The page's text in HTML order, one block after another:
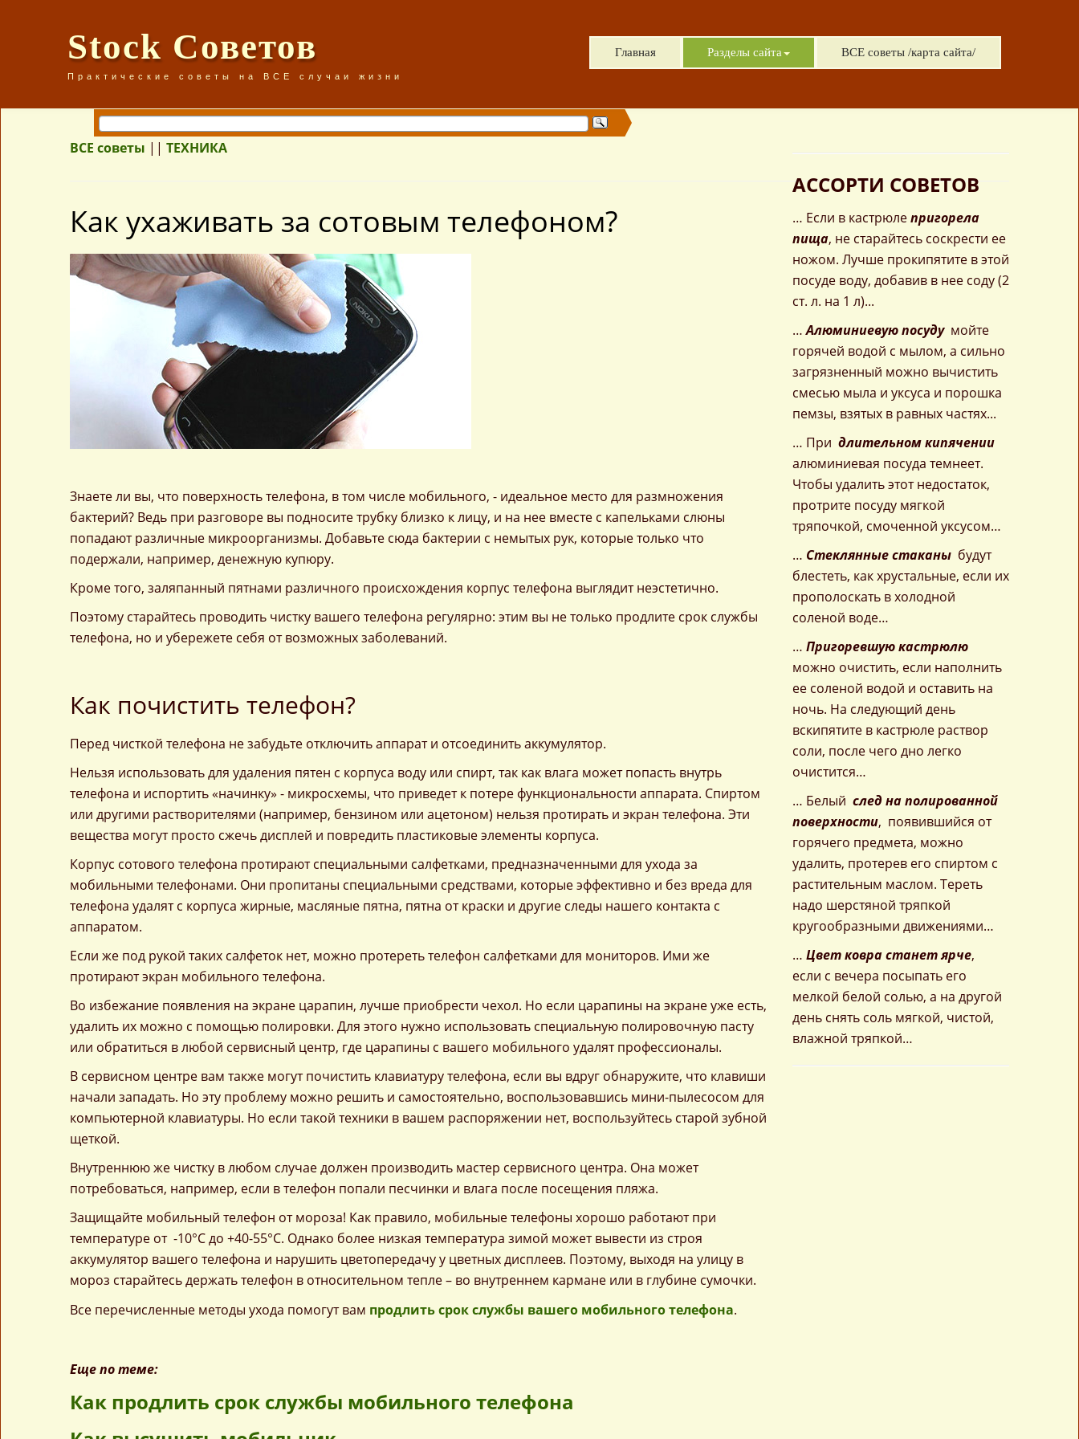
Stock Советов
Практические советы на ВСЕ случаи жизни
Главная Разделы сайта ВСЕ советы /карта сайта/
ВСЕ советы || ТЕХНИКА
Как ухаживать за сотовым телефоном?
Знаете ли вы, что поверхность телефона, в том числе мобильного, - идеальное место для размножения
бактерий? Ведь при разговоре вы подносите трубку близко к лицу, и на нее вместе с капельками слюны
попадают различные микроорганизмы. Добавьте сюда бактерии с немытых рук, которые только что
подержали, например, денежную купюру.
Кроме того, заляпанный пятнами различного происхождения корпус телефона выглядит неэстетично.
Поэтому старайтесь проводить чистку вашего телефона регулярно: этим вы не только продлите срок службы
телефона, но и убережете себя от возможных заболеваний.
Как почистить телефон?
Перед чисткой телефона не забудьте отключить аппарат и отсоединить аккумулятор.
Нельзя использовать для удаления пятен с корпуса воду или спирт, так как влага может попасть внутрь
телефона и испортить «начинку» - микросхемы, что приведет к потере функциональности аппарата. Спиртом
или другими растворителями (например, бензином или ацетоном) нельзя протирать и экран телефона. Эти
вещества могут просто сжечь дисплей и повредить пластиковые элементы корпуса.
Корпус сотового телефона протирают специальными салфетками, предназначенными для ухода за
мобильными телефонами. Они пропитаны специальными средствами, которые эффективно и без вреда для
телефона удалят с корпуса жирные, масляные пятна, пятна от краски и другие следы нашего контакта с
аппаратом.
Если же под рукой таких салфеток нет, можно протереть телефон салфетками для мониторов. Ими же
протирают экран мобильного телефона.
Во избежание появления на экране царапин, лучше приобрести чехол. Но если царапины на экране уже есть,
удалить их можно с помощью полировки. Для этого нужно использовать специальную полировочную пасту
или обратиться в любой сервисный центр, где царапины с вашего мобильного удалят профессионалы.
В сервисном центре вам также могут почистить клавиатуру телефона, если вы вдруг обнаружите, что клавиши
начали западать. Но эту проблему можно решить и самостоятельно, воспользовавшись мини-пылесосом для
компьютерной клавиатуры. Но если такой техники в вашем распоряжении нет, воспользуйтесь старой зубной
щеткой.
Внутреннюю же чистку в любом случае должен производить мастер сервисного центра. Она может
потребоваться, например, если в телефон попали песчинки и влага после посещения пляжа.
Защищайте мобильный телефон от мороза! Как правило, мобильные телефоны хорошо работают при
температуре от -10°С до +40-55°С. Однако более низкая температура зимой может вывести из строя
аккумулятор вашего телефона и нарушить цветопередачу у цветных дисплеев. Поэтому, выходя на улицу в
мороз старайтесь держать телефон в относительном тепле – во внутреннем кармане или в глубине сумочки.
Все перечисленные методы ухода помогут вам продлить срок службы вашего мобильного телефона.
Еще по теме:
Как продлить срок службы мобильного телефона
АССОРТИ СОВЕТОВ
… Если в кастрюлепригорела
пища, не старайтесь соскрести ее
ножом. Лучше прокипятите в этой
посуде воду, добавив в нее соду (2
ст. л. на 1 л)...
…Алюминиевую посудумойте
горячей водой с мылом, а сильно
загрязненный можно вычистить
смесью мыла и уксуса и порошка
пемзы, взятых в равных частях...
… При длительном кипячении
алюминиевая посуда темнеет.
Чтобы удалить этот недостаток,
протрите посуду мягкой
тряпочкой, смоченной уксусом…
… Стеклянные стаканыбудут
блестеть, как хрустальные, если их
прополоскать в холодной
соленой воде…
… Пригоревшую кастрюлю
можно очистить, если наполнить
ее соленой водой и оставить на
ночь. На следующий день
вскипятите в кастрюле раствор
соли, после чего дно легко
очистится…
… Белый след на полированной
поверхности, появившийся от
горячего предмета, можно
удалить, протерев его спиртом с
растительным маслом. Тереть
надо шерстяной тряпкой
кругообразными движениями…
… Цвет ковра станет ярче,
если с вечера посыпать его
мелкой белой солью, а на другой
день снять соль мягкой, чистой,
влажной тряпкой…